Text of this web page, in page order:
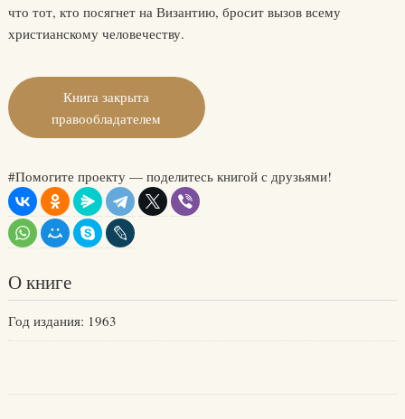
что тот, кто посягнет на Византию, бросит вызов всему
христианскому человечеству.
Книга закрыта
правообладателем
#Помогите проекту — поделитесь книгой с друзьями!
О книге
Год издания: 1963